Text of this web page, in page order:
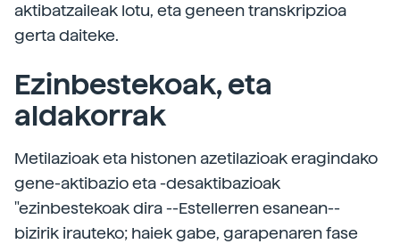
aktibatzaileak lotu, eta geneen transkripzioa
gerta daiteke.
Ezinbestekoak, eta
aldakorrak
Metilazioak eta histonen azetilazioak eragindako
gene-aktibazio eta -desaktibazioak
"ezinbestekoak dira --Estellerren esanean--
bizirik irauteko; haiek gabe, garapenaren fase